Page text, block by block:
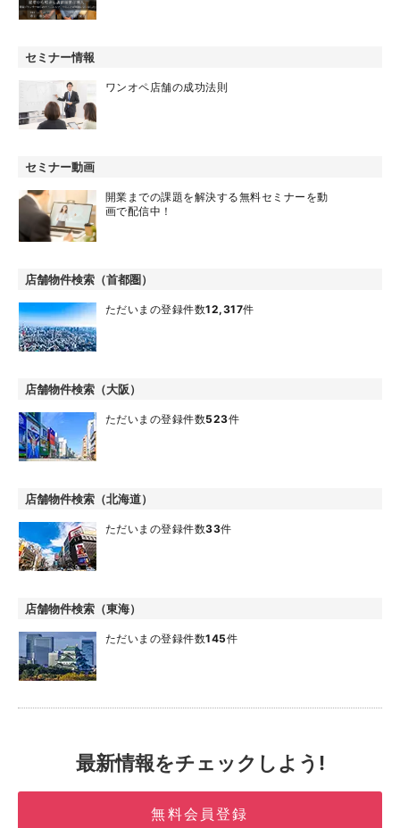
セミナー情報
ワンオペ店舗の成功法則
セミナー動画
開業までの課題を解決する無料セミナーを動
画で配信中！
店舗物件検索（首都圏）
ただいまの登録件数12,317件
店舗物件検索（大阪）
ただいまの登録件数523件
店舗物件検索（北海道）
ただいまの登録件数33件
店舗物件検索（東海）
ただいまの登録件数145件
最新情報をチェックしよう!
無料会員登録